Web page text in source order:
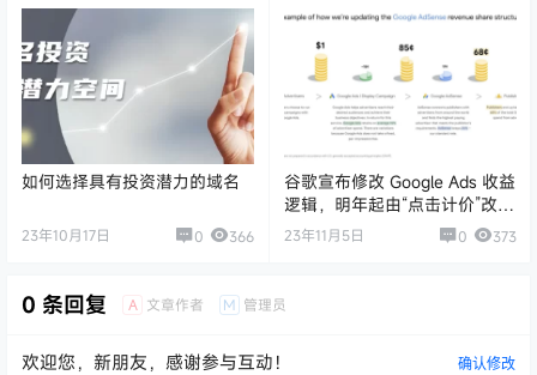
如何选择具有投资潜力的域名
23年10月17日 0 366
谷歌宣布修改 Google Ads 收益
逻辑，明年起由“点击计价”改为
“曝光计价”
23年11月5日 0 373
0 条回复 A 文章作者 M 管理员
欢迎您，新朋友，感谢参与互动！ 确认修改